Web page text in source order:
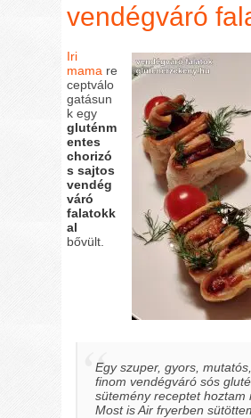
vendégváró
Iri
mama re
ceptválo
gatásun
k egy
gluténm
entes
chorizó
s sajtos
vendég
váró
falatokk
al
bővült.
Egy szuper, gyors,
finom vendégváró sós
sütemény receptet hoztam
Most is Air fryerben